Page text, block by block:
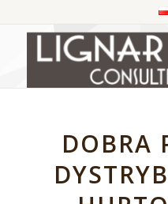
DOBRA